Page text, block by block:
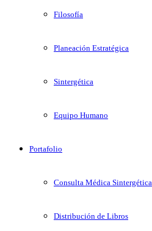
Filosofía
Planeación Estratégica
Sintergética
Equipo Humano
Portafolio
Consulta Médica Sintergética
Distribución de Libros